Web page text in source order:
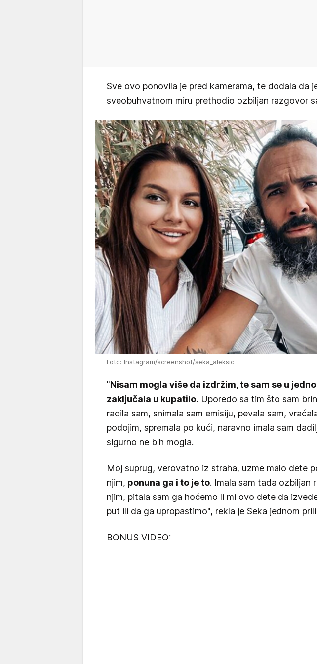
Sve ovo ponovila je pred kamerama, te dodala da
sveobuhvatnom miru prethodio ozbiljan razgovor
Foto: Instagram/screenshot/seka_aleksic
"Nisam mogla više da izdržim, te sam se u
zaključala u kupatilo. Uporedo sa tim što sam
radila sam, snimala sam emisiju, pevala sam,
podojim, spremala po kući, naravno imala sam
sigurno ne bih mogla.
Moj suprug, verovatno iz straha, uzme malo dete
njim, ponuna ga i to je to. Imala sam tada ozbiljan
njim, pitala sam ga hoćemo li mi ovo dete da
put ili da ga upropastimo", rekla je Seka jednom
BONUS VIDEO: